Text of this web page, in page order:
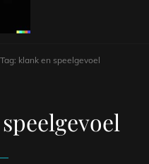
Tag: klank en speelgevoel